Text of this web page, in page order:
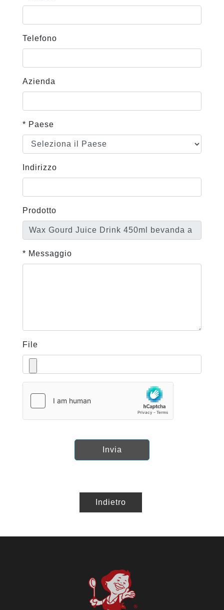
Telefono
Azienda
* Paese
Indirizzo
Prodotto
* Messaggio
File
Invia
Indietro